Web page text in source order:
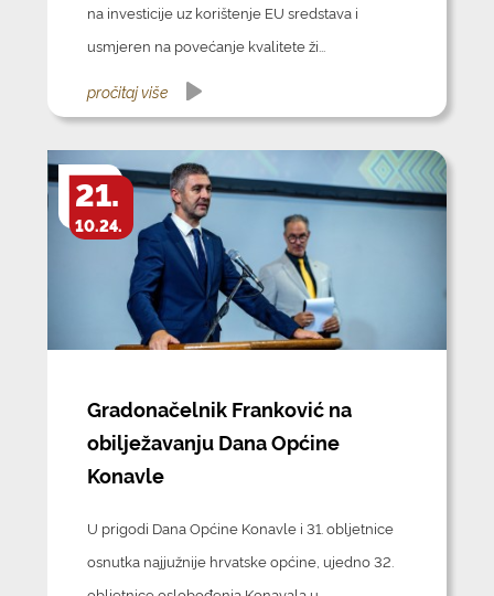
na investicije uz korištenje EU sredstava i
usmjeren na povećanje kvalitete ži...
pročitaj više
21.
10.24.
Gradonačelnik Franković na
obilježavanju Dana Općine
Konavle
U prigodi Dana Općine Konavle i 31. obljetnice
osnutka najjužnije hrvatske općine, ujedno 32.